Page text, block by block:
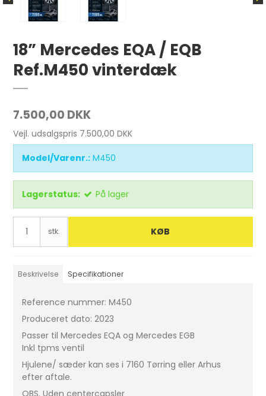
18” Mercedes EQA / EQB
Ref.M450 vinterdæk
7.500,00 DKK
Vejl. udsalgspris 7.500,00 DKK
Model/Varenr.: M450
Lagerstatus: På lager
stk. KØB
Beskrivelse Specifikationer
Reference nummer: M450
Produceret dato: 2023
Passer til Mercedes EQA og Mercedes EGB
Inkl tpms ventil
Hjulene/ sæder kan ses i 7160 Tørring eller Arhus
efter aftale.